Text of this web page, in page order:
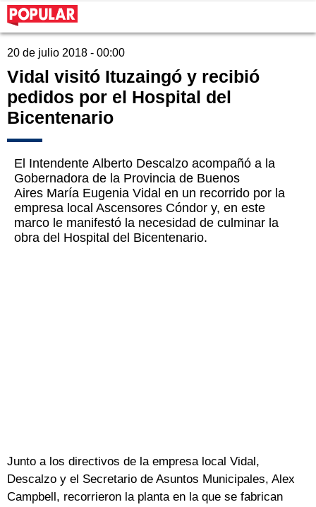
20 de julio 2018 - 00:00
Vidal visitó Ituzaingó y recibió
pedidos por el Hospital del
Bicentenario
El Intendente Alberto Descalzo acompañó a la
Gobernadora de la Provincia de Buenos
Aires María Eugenia Vidal en un recorrido por la
empresa local Ascensores Cóndor y, en este
marco le manifestó la necesidad de culminar la
obra del Hospital del Bicentenario.
Junto a los directivos de la empresa local Vidal,
Descalzo y el Secretario de Asuntos Municipales, Alex
Campbell, recorrieron la planta en la que se fabrican